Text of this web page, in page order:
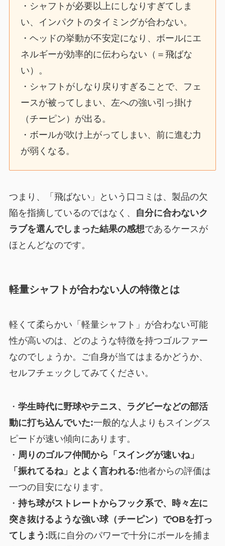
・シャフトが必要以上にしなりすぎてしま
い、インパクトのタイミングが合わない。
・ヘッドの挙動が不安定になり、ボールにエ
ネルギーが効率的に伝わらない（＝飛ばな
い）。
・シャフトがしなり戻りすぎることで、フェ
ースが被ってしまい、左への強い引っ掛け
（チーピン）が出る。
・ボールが吹け上がってしまい、前に進む力
が弱くなる。
つまり、「飛ばない」という口コミは、製品の欠
陥を指摘しているのではなく、
自分に合わないク
ラブを選んでしまった結果の感想であるケースが
ほとんどなのです。
軽量シャフトが合わない人の特徴とは
軽くて柔らかい「軽量シャフト」が合わない可能
性が高いのは、どのような特徴を持つゴルファー
なのでしょうか。ご自身が当てはまるかどうか、
セルフチェックしてみてください。
・ 学生時代に野球やテニス、ラグビーなどの部活
動に打ち込んでいた:一般的な人よりもスイングス
ピードが速い傾向にあります。
・ 周りのゴルフ仲間から「スイングが速いね」
「振れてるね」とよく言われる:他者からの評価は
一つの目安になります。
・ 持ち球がストレートからフック系で、時々左に
突き抜けるような強い球（チーピン）でOBを打っ
てしまう:既に自分のパワーで十分にボールを捕ま